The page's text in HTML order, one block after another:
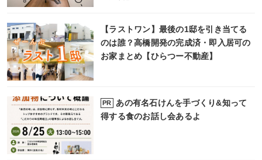
【ラストワン】最後の1邸を引き当てる
のは誰？高橋開発の完成済・即入居可の
お家まとめ【ひらつー不動産】
PR
あの有名石けんを手づくり&知って
得する食のお話し会あるよ